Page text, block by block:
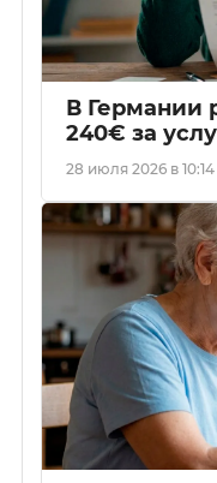
В Германии
240€ за
28 июля 2026 в 10:14